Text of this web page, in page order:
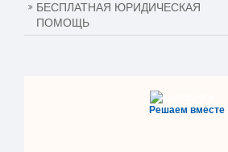
БЕСПЛАТНАЯ ЮРИДИЧЕСКАЯ
ПОМОЩЬ
Решаем вместе